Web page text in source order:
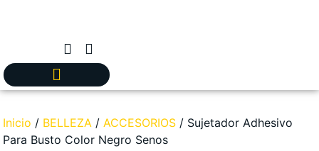
Inicio / BELLEZA / ACCESORIOS / Sujetador Adhesivo
Para Busto Color Negro Senos